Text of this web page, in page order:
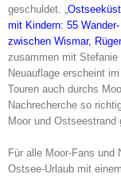
geschuldet. „
mit Kindern: 55
zwischen Wismar,
zusammen mit
Neuauflage erscheint
Touren auch durchs
Nachrecherche so
Moor und Ostseestrand
Für alle Moor-Fans und
Ostsee-Urlaub mit